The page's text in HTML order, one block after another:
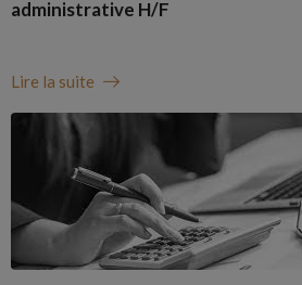
administrative H/F
Lire la suite